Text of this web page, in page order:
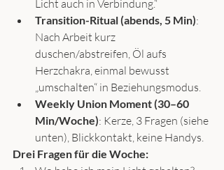
Licht auch in Verbindung.“
Transition-Ritual (abends, 5 Min):
Nach Arbeit kurz
duschen/abstreifen, Öl aufs
Herzchakra, einmal bewusst
„umschalten“ in Beziehungsmodus.
Weekly Union Moment (30–60
Min/Woche): Kerze, 3 Fragen (siehe
unten), Blickkontakt, keine Handys.
Drei Fragen für die Woche: